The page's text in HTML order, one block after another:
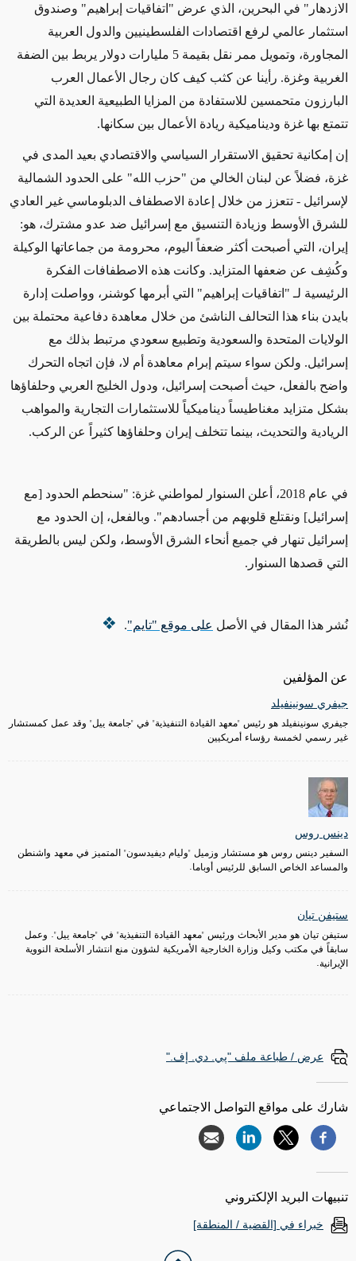
عن المؤلفين
جيفري سونينفيلد
جيفري سونينفيلد هو رئيس "معهد القيادة التنفيذية" في "جامعة ييل" وقد عمل كمستشار
غير رسمي لخمسة رؤساء أمريكيين
دينس روس
السفير دينس روس هو مستشار وزميل "وليام ديفيدسون" المتميز في معهد واشنطن
والمساعد الخاص السابق للرئيس أوباما.
ستيفن تيان
ستيفن تيان هو مدير الأبحاث ورئيس "معهد القيادة التنفيذية" في "جامعة ييل". وعمل
سابقاً في مكتب وكيل وزارة الخارجية الأمريكية لشؤون منع انتشار الأسلحة النووية
الإيرانية.
الازدهار" في البحرين، الذي عرض "اتفاقيات إبراهيم" وصندوق
استثمار عالمي لرفع اقتصادات الفلسطينيين والدول العربية
المجاورة، وتمويل ممر نقل بقيمة 5 مليارات دولار يربط بين الضفة
الغربية وغزة. رأينا عن كثب كيف كان رجال الأعمال العرب
البارزون متحمسين للاستفادة من المزايا الطبيعية العديدة التي
تتمتع بها غزة وديناميكية ريادة الأعمال بين سكانها.
إن إمكانية تحقيق الاستقرار السياسي والاقتصادي بعيد المدى في
غزة، فضلاً عن لبنان الخالي من "حزب الله" على الحدود الشمالية
لإسرائيل - تتعزز من خلال إعادة الاصطفاف الدبلوماسي غير العادي
للشرق الأوسط وزيادة التنسيق مع إسرائيل ضد عدو مشترك، هو:
إيران، التي أصبحت أكثر ضعفاً اليوم، محرومة من جماعاتها الوكيلة
وكُشِف عن ضعفها المتزايد. وكانت هذه الاصطفافات الفكرة
الرئيسية لـ "اتفاقيات إبراهيم" التي أبرمها كوشنر ، وواصلت إدارة
بايدن بناء هذا التحالف الناشئ من خلال معاهدة دفاعية محتملة بين
الولايات المتحدة والسعودية وتطبيع سعودي مرتبط بذلك مع
إسرائيل. ولكن سواء سيتم إبرام معاهدة أم لا، فإن اتجاه التحرك
واضح بالفعل، حيث أصبحت إسرائيل، ودول الخليج العربي وحلفاؤها
بشكل متزايد مغناطيساً ديناميكياً للاستثمارات التجارية والمواهب
الريادية والتحديث، بينما تتخلف إيران وحلفاؤها كثيراً عن الركب.
في عام 2018، أعلن السنوار لمواطني غزة: "سنحطم الحدود [مع
إسرائيل] ونقتلع قلوبهم من أجسادهم". وبالفعل، إن الحدود مع
إسرائيل تنهار في جميع أنحاء الشرق الأوسط، ولكن ليس بالطريقة
التي قصدها السنوار.
نُشر هذا المقال في الأصل على موقع "تايم".
عرض / طباعة ملف "پي. دي. إف."
شارك على مواقع التواصل الاجتماعي
تنبيهات البريد الإلكتروني
خبراء في [القضية / المنطقة]